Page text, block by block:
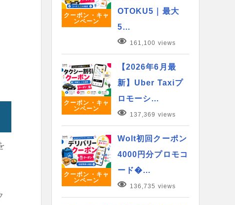
クーポン・キャ
ンペーン
OTOKU5｜最大
5…
161,100 views
クーポン・キャ
ンペーン
【2026年6月最
新】Uber Taxiプ
ロモーシ…
137,369 views
クーポン・キャ
ンペーン
Wolt初回クーポン
4000円分プロモコ
ード�…
136,735 views